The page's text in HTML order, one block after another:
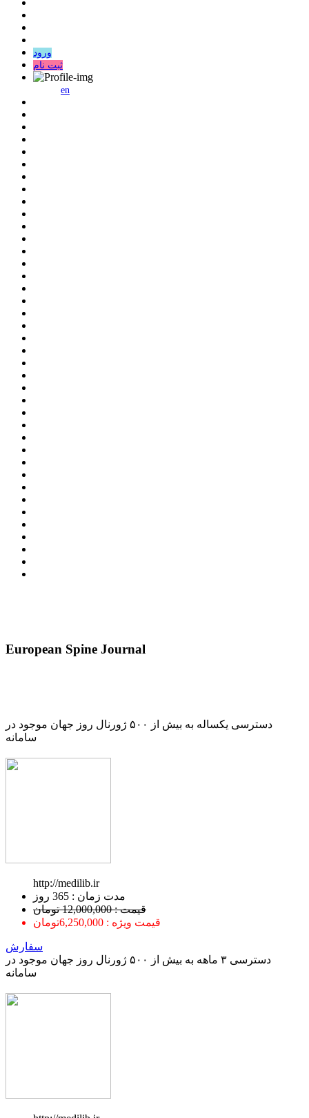
ورود
ثبت نام
en
European Spine Journal
دسترسی یکساله به بیش از ۵۰۰ ژورنال روز جهان موجود در
سامانه
http://medilib.ir
ﻣﺪﺕ ﺯﻣﺎﻥ : 365 ﺭﻭﺯ
قیمت : 12,000,000 تومان
قیمت ویژه : 6,250,000تومان
سفارش
دسترسی ۳ ماهه به بیش از ۵۰۰ ژورنال روز جهان موجود در
سامانه